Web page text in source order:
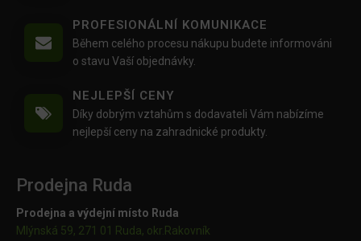
PROFESIONÁLNÍ KOMUNIKACE
Během celého procesu nákupu budete informováni
o stavu Vaší objednávky.
NEJLEPŠÍ CENY
Díky dobrým vztahům s dodavateli Vám nabízíme
nejlepší ceny na zahradnické produkty.
Prodejna Ruda
Prodejna a výdejní místo Ruda
Mlýnská 59, 271 01 Ruda, okr.Rakovník